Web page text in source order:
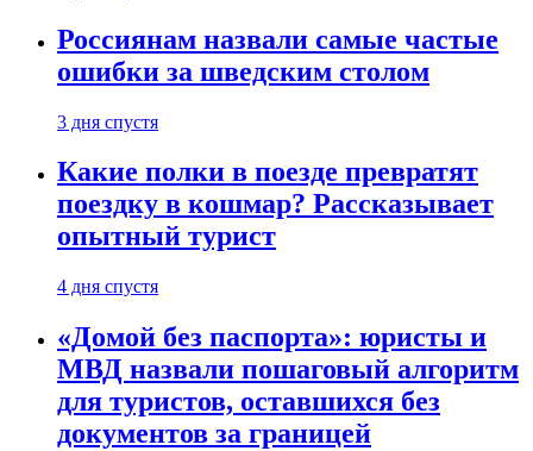
Россиянам назвали самые частые
ошибки за шведским столом
3 дня спустя
Какие полки в поезде превратят
поездку в кошмар? Рассказывает
опытный турист
4 дня спустя
«Домой без паспорта»: юристы и
МВД назвали пошаговый алгоритм
для туристов, оставшихся без
документов за границей